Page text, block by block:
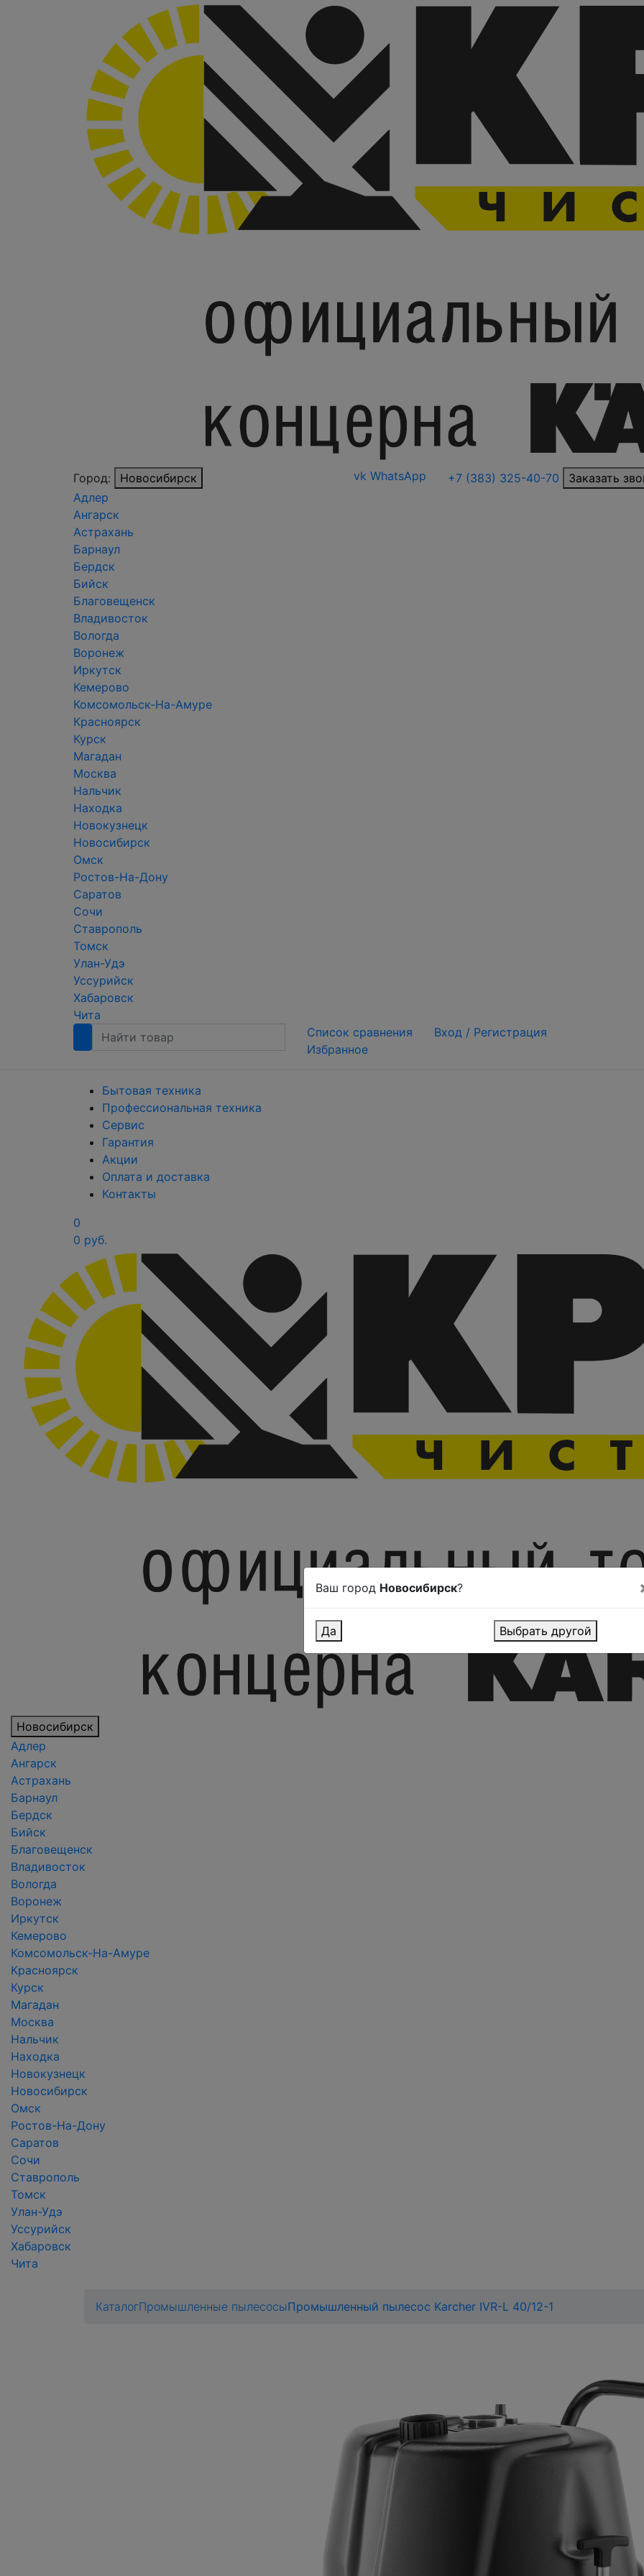
Город:
Новосибирск
Адлер
Ангарск
Астрахань
Барнаул
Бердск
Бийск
Благовещенск
Владивосток
Вологда
Воронеж
Иркутск
Кемерово
Комсомольск-На-Амуре
Красноярск
Курск
Магадан
Москва
Нальчик
Находка
Новокузнецк
Новосибирск
Омск
Ростов-На-Дону
Саратов
Сочи
Ставрополь
Томск
Улан-Удэ
Уссурийск
Хабаровск
Чита
vk WhatsApp +7 (383) 325-40-70 Заказать
Список сравнения
Избранное
Вход / Регистрация
Бытовая техника
Профессиональная техника
Сервис
Гарантия
Акции
Оплата и доставка
Контакты
0
0 руб.
Новосибирск
Адлер
Ангарск
Астрахань
Барнаул
Бердск
Бийск
Благовещенск
Владивосток
Вологда
Воронеж
Иркутск
Кемерово
Комсомольск-На-Амуре
Красноярск
Курск
Магадан
Москва
Нальчик
Находка
Новокузнецк
Новосибирск
Омск
Ростов-На-Дону
Саратов
Сочи
Ставрополь
Томск
Улан-Удэ
Уссурийск
Хабаровск
Чита
КаталогПромышленные пылесосыПромышленный пылесос Karcher IVR-L 40/12-1
Ваш город Новосибирск?
Да Выбрать другой